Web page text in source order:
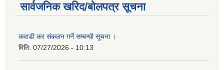
सार्वजनिक खरिद/बोलपत्र सूचना
कवाडी कर संकलन गर्ने सम्बन्धी सूचना ।
मिति: 07/27/2026 - 10:13